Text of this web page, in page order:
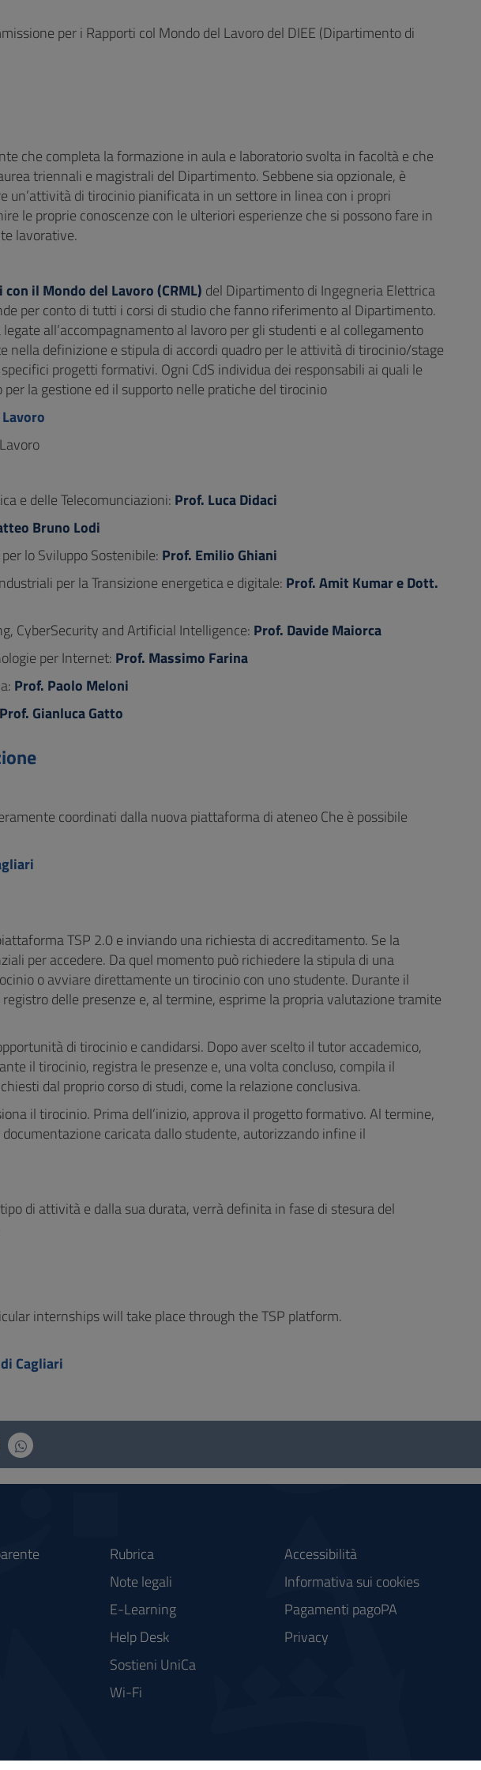
per i Rapporti col Mondo del Lavoro del DIEE (Dipartimento di
che completa la formazione in aula e laboratorio svolta in facoltà e che
triennali e magistrali del Dipartimento. Sebbene sia opzionale, è
un’attività di tirocinio pianificata in un settore in linea con i propri
le proprie conoscenze con le ulteriori esperienze che si possono fare in
lavorative.
il Mondo del Lavoro (CRML) del Dipartimento di Ingegneria Elettrica
per conto di tutti i corsi di studio che fanno riferimento al Dipartimento.
all’accompagnamento al lavoro per gli studenti e al collegamento
nella definizione e stipula di accordi quadro per le attività di tirocinio/stage
progetti formativi. Ogni CdS individua dei responsabili ai quali le
la gestione ed il supporto nelle pratiche del tirocinio
e delle Telecomunciazioni: Prof. Luca Didaci
Bruno Lodi
lo Sviluppo Sostenibile: Prof. Emilio Ghiani
per la Transizione energetica e digitale: Prof. Amit Kumar e Dott.
CyberSecurity and Artificial Intelligence: Prof. Davide Maiorca
per Internet: Prof. Massimo Farina
Prof. Paolo Meloni
Prof. Gianluca Gatto
coordinati dalla nuova piattaforma di ateneo Che è possibile
TSP 2.0 e inviando una richiesta di accreditamento. Se la
per accedere. Da quel momento può richiedere la stipula di una
o avviare direttamente un tirocinio con uno studente. Durante il
delle presenze e, al termine, esprime la propria valutazione tramite
di tirocinio e candidarsi. Dopo aver scelto il tutor accademico,
il tirocinio, registra le presenze e, una volta concluso, compila il
dal proprio corso di studi, come la relazione conclusiva.
il tirocinio. Prima dell’inizio, approva il progetto formativo. Al termine,
caricata dallo studente, autorizzando infine il
di attività e dalla sua durata, verrà definita in fase di stesura del
internships will take place through the TSP platform.
Cagliari
Rubrica
Note legali
E-Learning
Help Desk
Sostieni UniCa
Wi-Fi
Accessibilità
Informativa sui cookies
Pagamenti pagoPA
Privacy